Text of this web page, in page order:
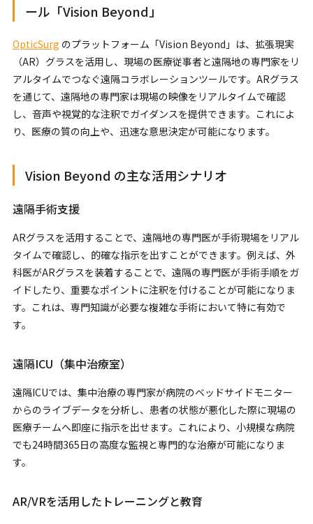
ール「Vision Beyond」
OpticSurg のプラットフォーム「Vision Beyond」は、拡張現実
（AR）グラスを活用し、現場の医療従事者と遠隔地の専門家をリ
アルタイムでつなぐ遠隔コラボレーションツールです。ARグラス
を通じて、遠隔地の専門家は現場の映像をリアルタイムで確認
し、音声や視覚的な注釈でガイダンスを提供できます。これによ
り、医療の質の向上や、迅速な意思決定が可能になります。
Vision Beyond の主な活用シナリオ
遠隔手術支援
ARグラスを活用することで、遠隔地の専門医が手術現場をリアル
タイムで確認し、的確な指示を出すことができます。例えば、外
科医がARグラスを装着することで、遠隔の専門医が手術手順をガ
イドしたり、重要なポイントに注釈を付けることが可能になりま
す。これは、専門知識が必要な複雑な手術において特に有効で
す。
遠隔ICU（集中治療室）
遠隔ICUでは、集中治療の専門家が病院のベッドサイドモニター
からのライブデータを分析し、患者の状態が悪化した際に現場の
医療チームへ即座に指示を出せます。これにより、小規模な病院
でも24時間365日の高度な監視と専門的な治療が可能になりま
す。
AR/VRを活用したトレーニングと教育